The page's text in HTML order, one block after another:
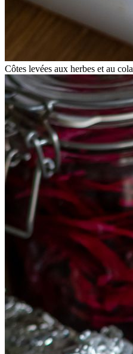
Côtes levées aux herbes et au cola